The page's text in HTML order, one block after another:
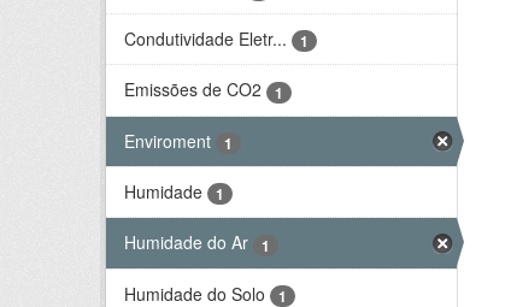
Condutividade Eletr... 1
Emissões de CO2 1
Enviroment 1
Humidade 1
Humidade do Ar 1
Humidade do Solo 1